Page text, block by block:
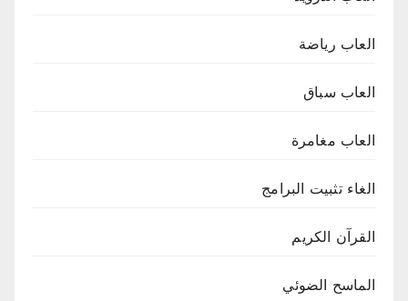
العاب رياضة
العاب سباق
العاب مغامرة
الغاء تثبيت البرامج
القرآن الكريم
الماسح الضوئي